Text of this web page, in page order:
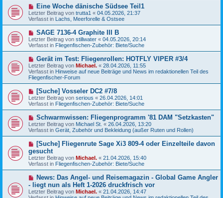
B
e
i
t
a
g
N
e
u
e
B
e
i
t
a
g
Eine Woche dänische Südsee Teil1
Letzter Beitrag von trutta1 « 04.05.2026, 21:37
Verfasst in Lachs, Meerforelle & Ostsee
N
e
u
e
B
e
i
t
r
g
SAGE 7136-4 Graphite III B
Letzter Beitrag von stillwater « 04.05.2026, 20:14
Verfasst in Fliegenfischen-Zubehör: Biete/Suche
N
e
u
e
r
B
i
t
r
a
g
Gerät im Test: Fliegenrollen: HOTFLY VIPER #3/4
Letzter Beitrag von Michael. « 28.04.2026, 11:55
Verfasst in Hinweise auf neue Beiträge und News im redaktionellen Teil des
Fliegenfischer-Forum
N
e
u
e
B
e
i
t
a
g
[Suche] Vosseler DC2 #7/8
Letzter Beitrag von serious « 26.04.2026, 14:01
Verfasst in Fliegenfischen-Zubehör: Biete/Suche
N
e
u
e
B
e
i
t
r
a
g
Schwarmwissen: Fliegenprogramm '81 DAM "Setzkasten"
Letzter Beitrag von Michael St. « 26.04.2026, 13:20
Verfasst in Gerät, Zubehör und Bekleidung (außer Ruten und Rollen)
N
e
u
e
r
B
i
t
r
[Suche] Fliegenrute Sage Xi3 809-4 oder Einzelteile davon
gesucht
Letzter Beitrag von Michael. « 21.04.2026, 15:40
Verfasst in Fliegenfischen-Zubehör: Biete/Suche
N
e
u
e
News: Das Angel- und Reisemagazin - Global Game Angler
- liegt nun als Heft 1-2026 druckfrisch vor
Letzter Beitrag von Michael. « 21.04.2026, 14:47